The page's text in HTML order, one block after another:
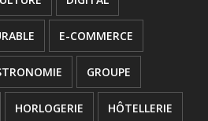
E-COMMERCE
GROUPE
HORLOGERIE HÔTELLERIE